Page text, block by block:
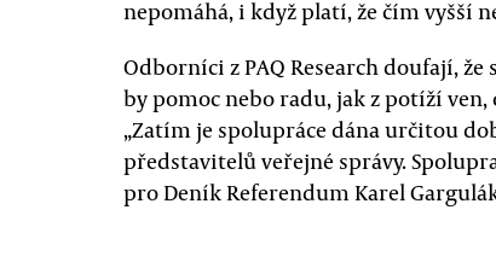
nepomáhá, i když platí, že čím vyšší
Odborníci z PAQ Research doufají,
by pomoc nebo radu, jak z potíží
„Zatím je spolupráce dána určitou
představitelů veřejné správy.
pro Deník Referendum Karel